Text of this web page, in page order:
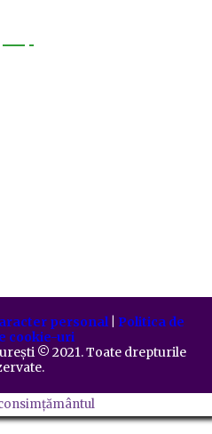
personal| Politica de
cookie-uri
©️ 2021. Toate drepturile